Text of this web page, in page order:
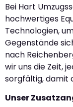
Bei Hart
hochwertiges
Technologien,
Gegenstände
nach
wir uns die Zeit,
sorgfältig, damit
Unser